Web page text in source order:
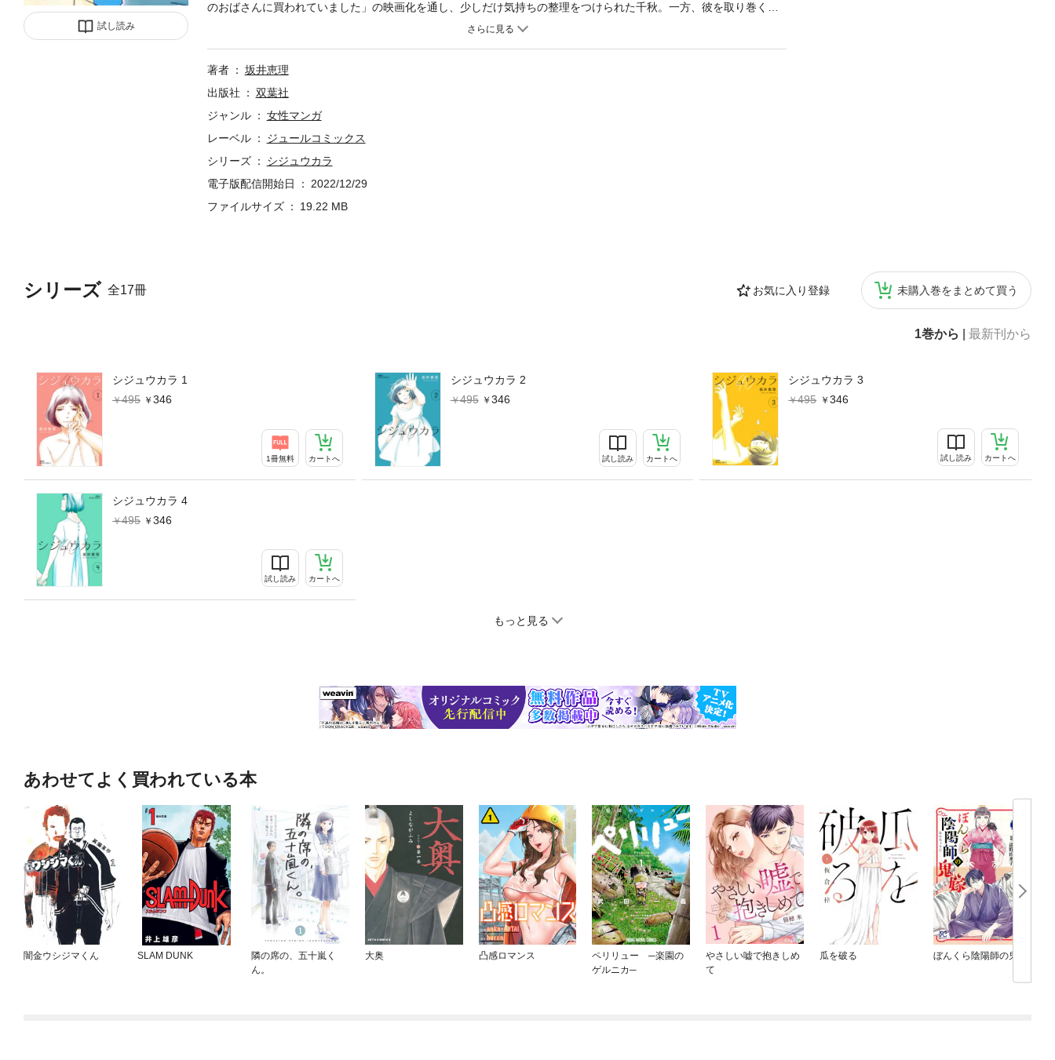
試し読み
シリーズ 全17冊 お気に入り登録 未購入巻をまとめて買う
1巻から 最新刊から
シジュウカラ 1
495
346
1冊無料 カートへ
シジュウカラ 2
495
346
試し読み カートへ
シジュウカラ 3
495
346
試し読み カートへ
シジュウカラ 4
495
346
試し読み カートへ
もっと見る
のおばさんに買われていました」の映画化を通し、少しだけ気持ちの整理をつけられた千秋。一方、彼を取り巻く女
性たち――忍、冬子、星宙は揺れる思いを抱えていたのだが、それは性的虐待の傷跡に苦しむ、みひろも同様
著者
坂井恵理
出版社
双葉社
ジャンル
女性マンガ
レーベル
ジュールコミックス
シリーズ
シジュウカラ
電子版配信開始日
2022/12/29
ファイルサイズ
19.22 MB
あわせてよく買われている本
闇金ウシジマくん SLAM DUNK
隣の席の、五十嵐く
ん。
大奥 凸感ロマンス
ペリリュー ─楽園の
ゲルニカ─
やさしい嘘で抱きしめ
て
瓜を破る ぼんくら陰陽師の鬼嫁